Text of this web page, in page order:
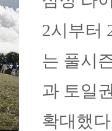
2시부터
는 풀시
과 토일
확대했